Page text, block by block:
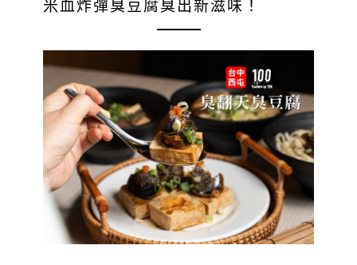
米血炸彈臭豆腐臭出新滋味！